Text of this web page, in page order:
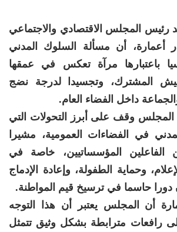
رئيس المجلس الاقتصادي والاجتماعي
أعمارة، أن مسألة السلوك المدني
باعتبارها مرآة تعكس في عمقها
المشترك، وتجسيدا لدرجة نضج
داخل الفضاء العام.
وقف على أبرز التحولات التي
في الفضاءات العمومية، مشيرا
المؤسساتيين، خاصة في
وحماية الطفولة، وإعادة الإدماج
دورا حاسما في ترسيخ قيم المواطنة.
أن المجلس يعتبر أن هذا التوجه
رافعات مترابطة بشكل وثيق تتمثل